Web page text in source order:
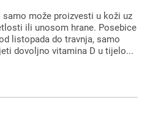
može proizvesti u koži uz
ili unosom hrane. Posebice
listopada do travnja, samo
dovoljno vitamina D u tijelo...